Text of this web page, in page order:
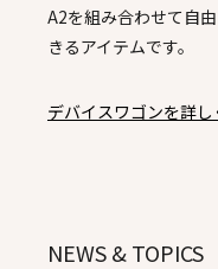
A2を組み合わせて自
きるアイテムです。
デバイスワゴンを詳し
NEWS & TOPICS